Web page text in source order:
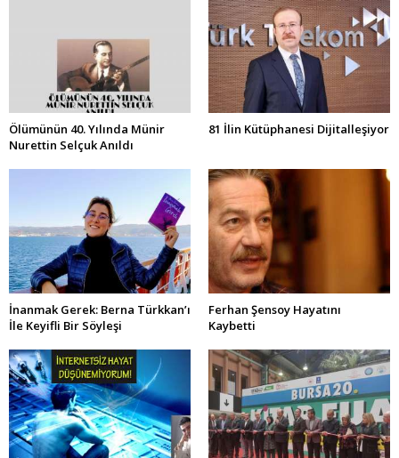
Ölümünün 40. Yılında Münir
Nurettin Selçuk Anıldı
81 İlin Kütüphanesi Dijitalleşiyor
İnanmak Gerek: Berna Türkkan’ı
İle Keyifli Bir Söyleşi
Ferhan Şensoy Hayatını
Kaybetti